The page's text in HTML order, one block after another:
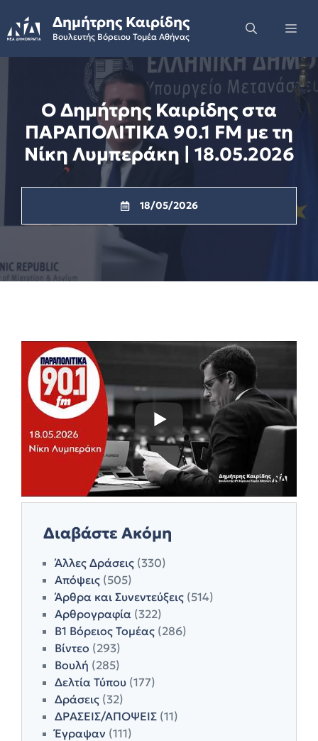
to
content
Δημήτρης Καιρίδης
Βουλευτής Βόρειου Τομέα Αθήνας
Ο Δημήτρης Καιρίδης στα
ΠΑΡΑΠΟΛΙΤΙΚΑ 90.1 FM με τη
Νίκη Λυμπεράκη | 18.05.2026
18/05/2026
Διαβάστε Ακόμη
Άλλες Δράσεις (330)
Απόψεις (505)
Άρθρα και Συνεντεύξεις (514)
Αρθρογραφία (322)
Β1 Βόρειος Τομέας (286)
Βίντεο (293)
Βουλή (285)
Δελτία Τύπου (177)
Δράσεις (32)
ΔΡΑΣΕΙΣ/ΑΠΟΨΕΙΣ (11)
Έγραψαν (111)